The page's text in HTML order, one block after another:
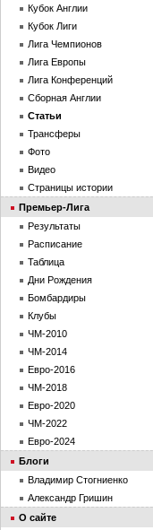
Кубок Англии
Кубок Лиги
Лига Чемпионов
Лига Европы
Лига Конференций
Сборная Англии
Статьи
Трансферы
Фото
Видео
Страницы истории
Премьер-Лига
Результаты
Расписание
Таблица
Дни Рождения
Бомбардиры
Клубы
ЧМ-2010
ЧМ-2014
Евро-2016
ЧМ-2018
Евро-2020
ЧМ-2022
Евро-2024
Блоги
Владимир Стогниенко
Александр Гришин
О сайте